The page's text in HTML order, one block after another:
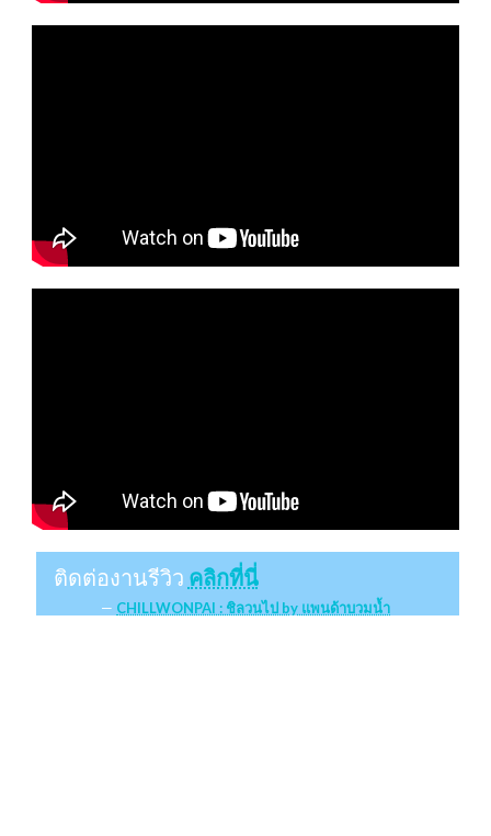
ติดต่องานรีวิว คลิกที่นี่
CHILLWONPAI : ชิลวนไป by แพนด้าบวมน้ำ